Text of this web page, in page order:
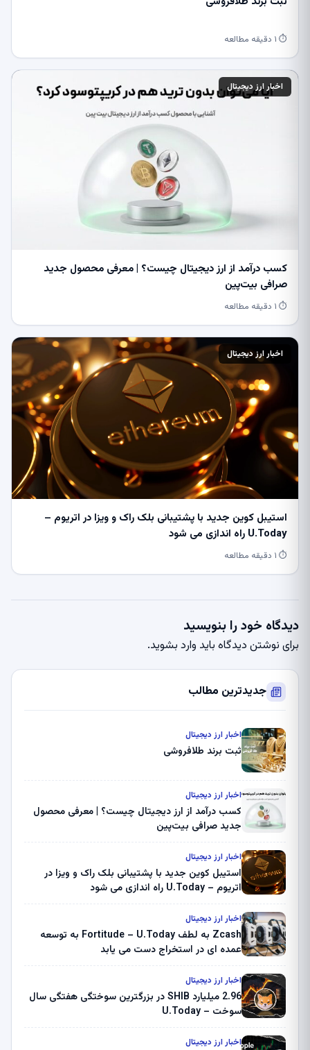
⏱ ۱ دقیقه مطالعه
اخبار ارز دیجیتال
کسب درآمد از ارز دیجیتال چیست؟ | معرفی محصول جدید
صرافی بیت‌پین
⏱ ۱ دقیقه مطالعه
اخبار ارز دیجیتال
استیبل کوین جدید با پشتیبانی بلک راک و ویزا در اتریوم –
U.Today راه اندازی می شود
⏱ ۱ دقیقه مطالعه
دیدگاه خود را بنویسید
برای نوشتن دیدگاه باید وارد بشوید.
جدیدترین مطالب
اخبار ارز دیجیتال
ثبت برند طلافروشی
اخبار ارز دیجیتال
کسب درآمد از ارز دیجیتال چیست؟ | معرفی محصول
جدید صرافی بیت‌پین
اخبار ارز دیجیتال
استیبل کوین جدید با پشتیبانی بلک راک و ویزا در
اتریوم – U.Today راه اندازی می شود
اخبار ارز دیجیتال
Zcash به لطف Fortitude – U.Today به توسعه
عمده ای در استخراج دست می یابد
اخبار ارز دیجیتال
2.96 میلیارد SHIB در بزرگترین سوختگی هفتگی سال
سوخت – U.Today
اخبار ارز دیجیتال